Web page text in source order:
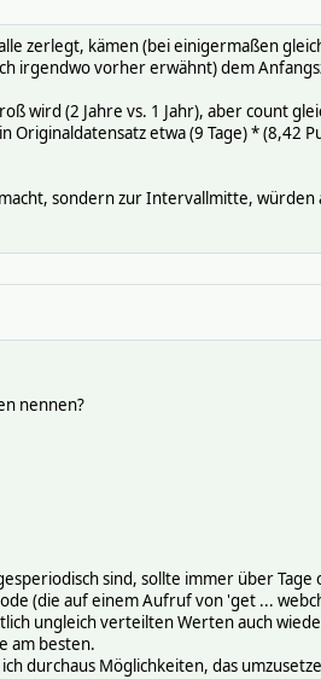
zerlegt, kämen (bei einigermaßen
irgendwo vorher erwähnt) dem
wird (2 Jahre vs. 1 Jahr), aber count
etwa (9 Tage) * (8,42
sondern zur Intervallmitte, würden
nennen?
sind, sollte immer über
(die auf einem Aufruf von 'get ...
ungleich verteilten Werten auch
am besten.
durchaus Möglichkeiten, das